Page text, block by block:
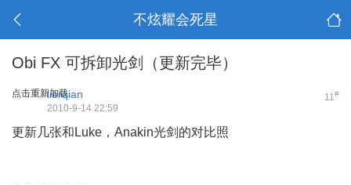
不炫耀会死星
Obi FX 可拆卸光剑（更新完毕）
点击重新加载 11#
liorqian
2010-9-14 22:59
更新几张和Luke，Anakin光剑的对比照